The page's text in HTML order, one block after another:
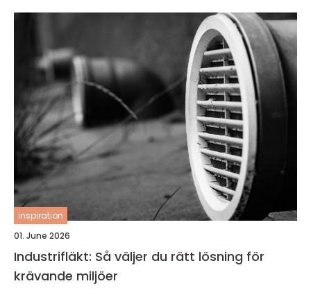
inspiration
01. June 2026
Industrifläkt: Så väljer du rätt lösning för
krävande miljöer